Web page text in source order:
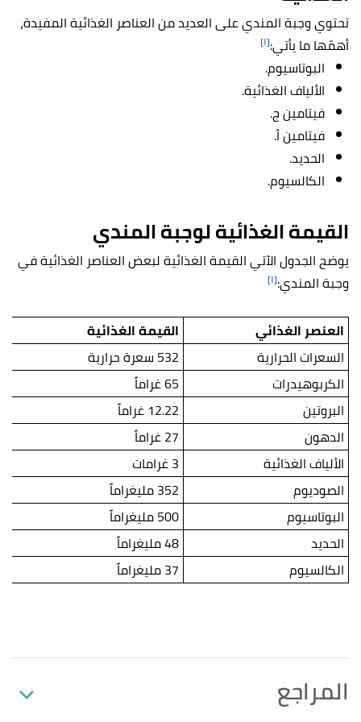
تحتوي وجبة المندي على العديد من العناصر الغذائية المفيدة،
أهمّها ما يأتي:[١]
البوتاسيوم.
الألياف الغذائية.
فيتامين ج.
فيتامين أ.
الحديد.
الكالسيوم.
القيمة الغذائية لوجبة المندي
يوضح الجدول الآتي القيمة الغذائية لبعض العناصر الغذائية في
وجبة المندي:[١]
العنصر الغذائي
القيمة الغذائية
السعرات الحرارية
532 سعرة حرارية
الكربوهيدرات
65 غراماً
البروتين
12.22 غراماً
الدهون
27 غراماً
الألياف الغذائية
3 غرامات
الصوديوم
352 مليغراماً
البوتاسيوم
500 مليغراماً
الحديد
48 مليغراماً
الكالسيوم
37 مليغراماً
المراجع